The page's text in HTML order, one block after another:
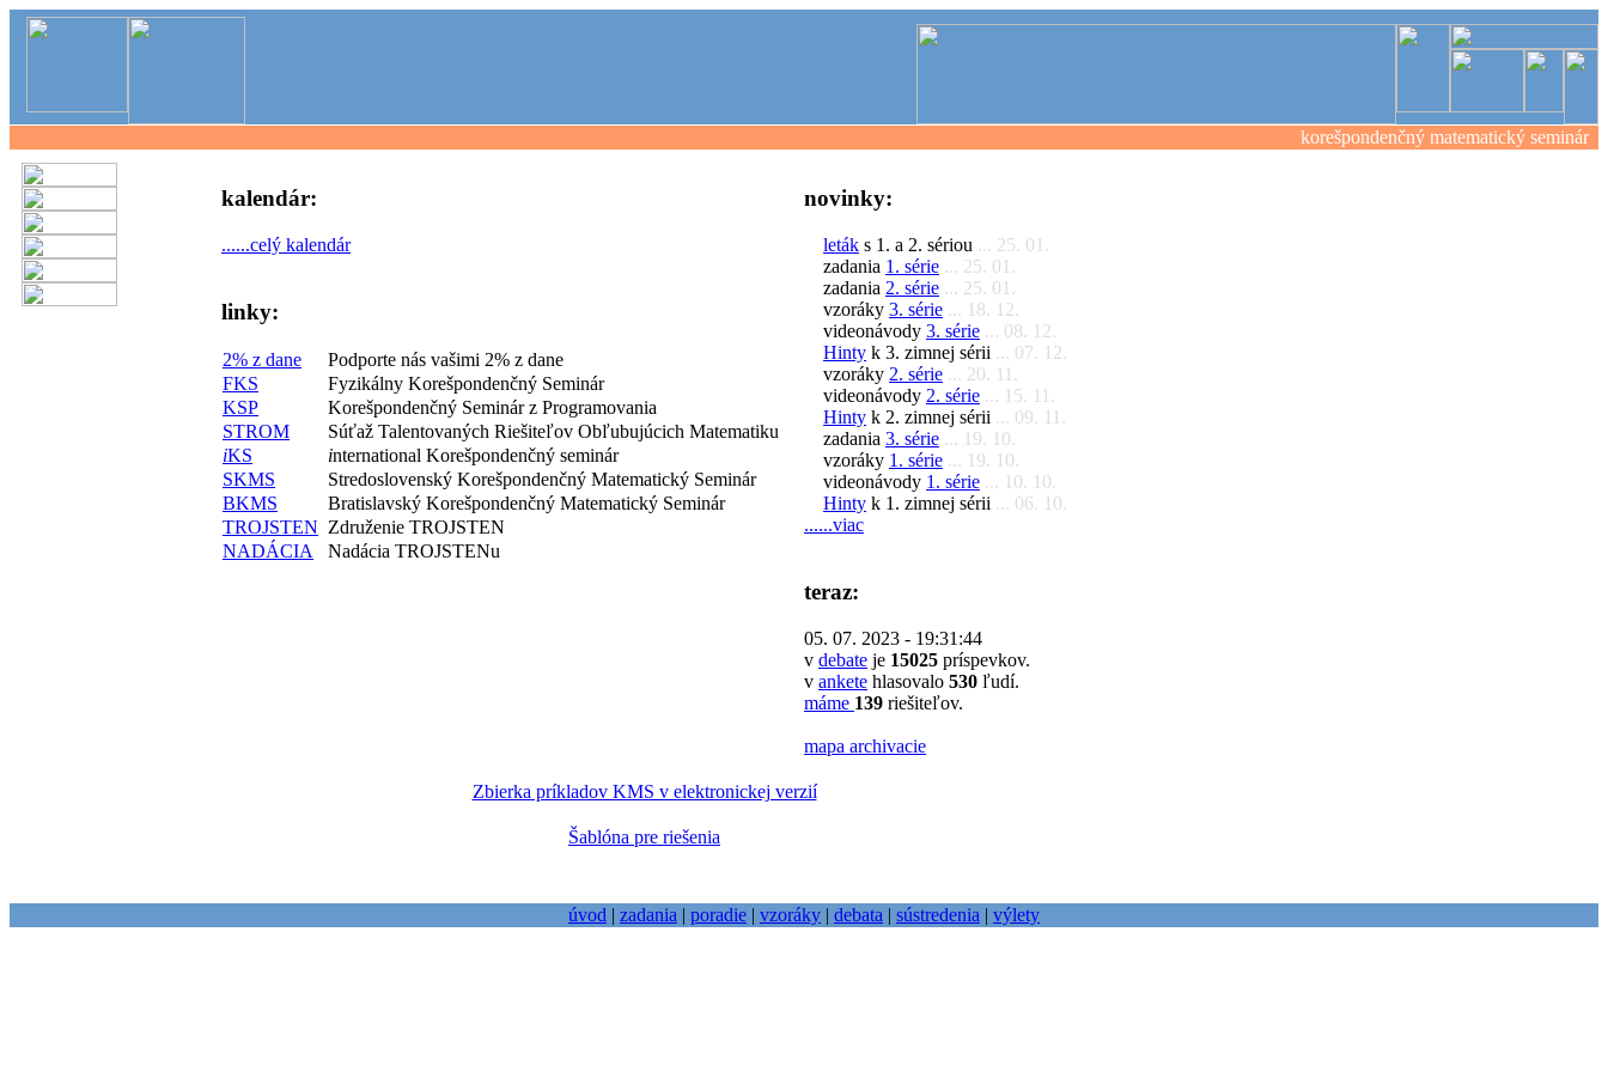
korešpondenčný matematický seminár
kalendár:
......celý kalendár
linky:
2% z dane
Podporte nás vašimi 2% z dane
FKS
Fyzikálny Korešpondenčný Seminár
KSP
Korešpondenčný Seminár z Programovania
STROM
Súťaž Talentovaných Riešiteľov Obľubujúcich Matematiku
iKS international Korešpondenčný seminár
SKMS
Stredoslovenský Korešpondenčný Matematický Seminár
BKMS
Bratislavský Korešpondenčný Matematický Seminár
TROJSTEN Združenie TROJSTEN
NADÁCIA
Nadácia TROJSTENu
novinky:
leták s 1. a 2. sériou ... 25. 01.
zadania 1. série ... 25. 01.
zadania 2. série ... 25. 01.
vzoráky 3. série ... 18. 12.
videonávody 3. série ... 08. 12.
Hinty k 3. zimnej sérii ... 07. 12.
vzoráky 2. série ... 20. 11.
videonávody 2. série ... 15. 11.
Hinty k 2. zimnej sérii ... 09. 11.
zadania 3. série ... 19. 10.
vzoráky 1. série ... 19. 10.
videonávody 1. série ... 10. 10.
Hinty k 1. zimnej sérii ... 06. 10.
......viac
teraz:
05. 07. 2023 - 19:31:44
v debate je 15025 príspevkov.
v ankete hlasovalo 530 ľudí.
máme 139 riešiteľov.
mapa archivacie
Zbierka príkladov KMS v elektronickej verzií
Šablóna pre riešenia
úvod | zadania | poradie | vzoráky | debata | sústredenia | výlety